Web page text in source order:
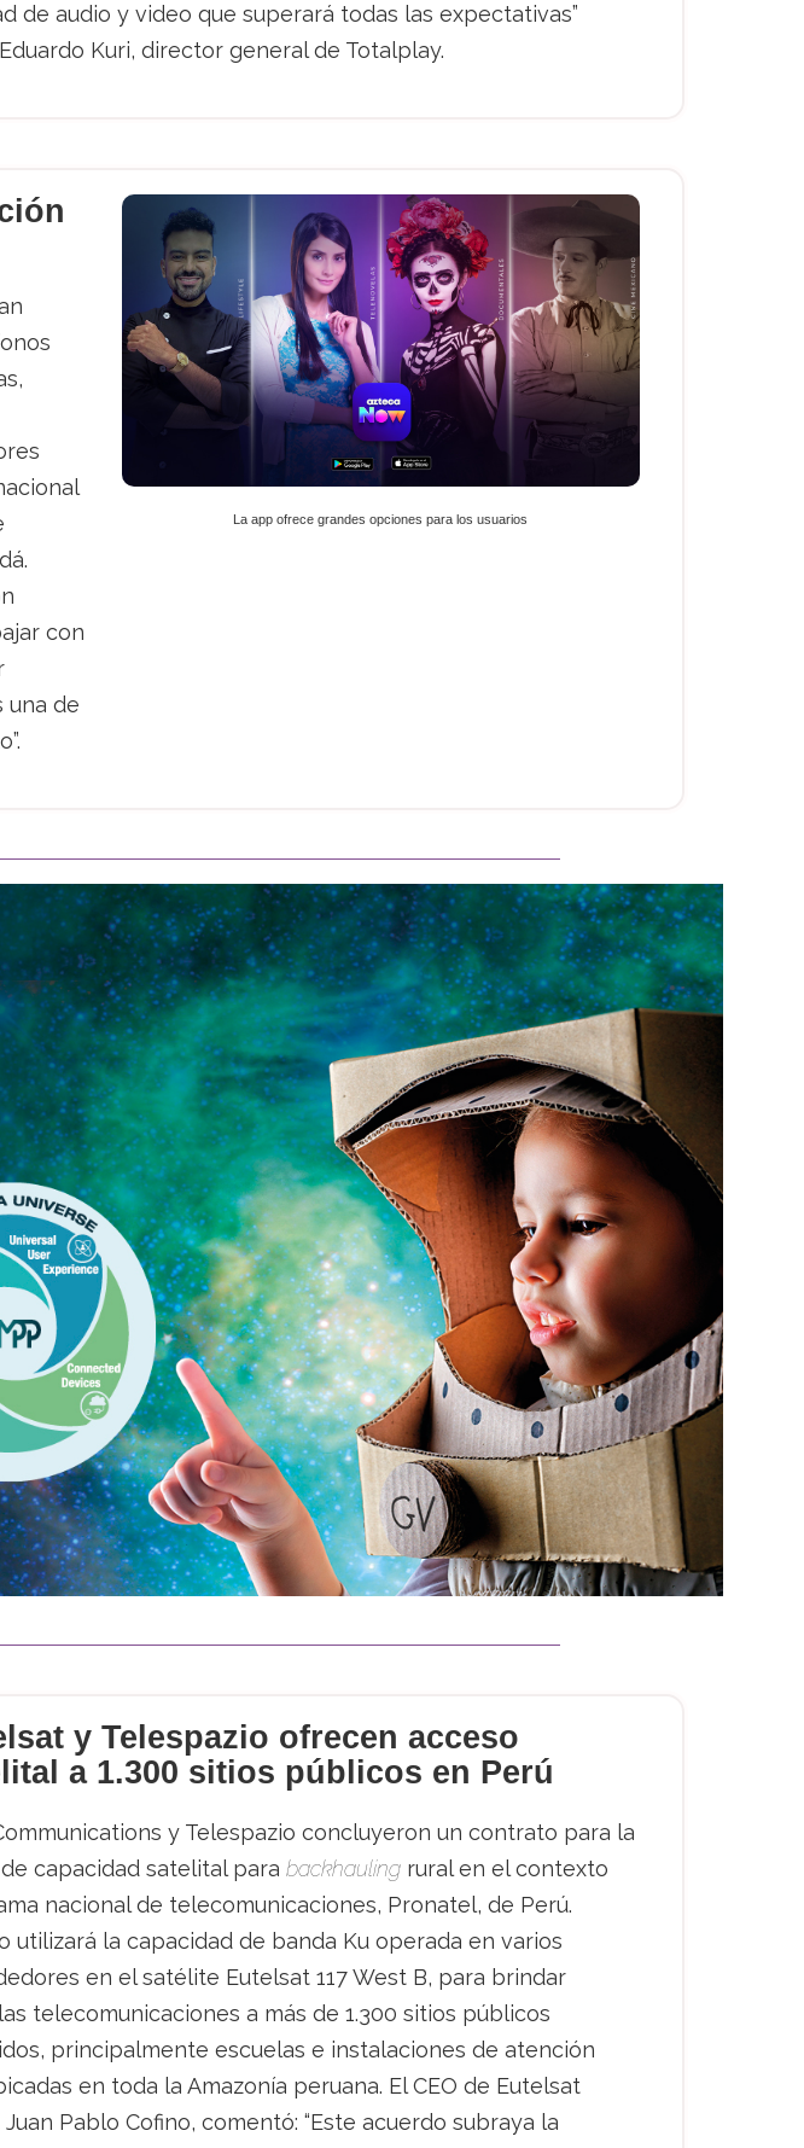
de audio y video que superará todas las expectativas”
Kuri, director general de Totalplay.
con
una de
La app ofrece grandes opciones para los usuarios
y Telespazio ofrecen acceso
a 1.300 sitios públicos en Perú
y Telespazio concluyeron un contrato para la
capacidad satelital parabackhauling rural en el contexto
nacional de telecomunicaciones, Pronatel, de Perú.
utilizará la capacidad de banda Ku operada en varios
en el satélite Eutelsat 117 West B, para brindar
telecomunicaciones a más de 1.300 sitios públicos
principalmente escuelas e instalaciones de atención
en toda la Amazonía peruana. El CEO de Eutelsat
Juan Pablo Cofino, comentó: “Este acuerdo subraya la